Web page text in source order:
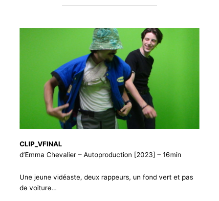
CLIP_VFINAL
d’Emma Chevalier – Autoproduction [2023] – 16min
Une jeune vidéaste, deux rappeurs, un fond vert et pas
de voiture…